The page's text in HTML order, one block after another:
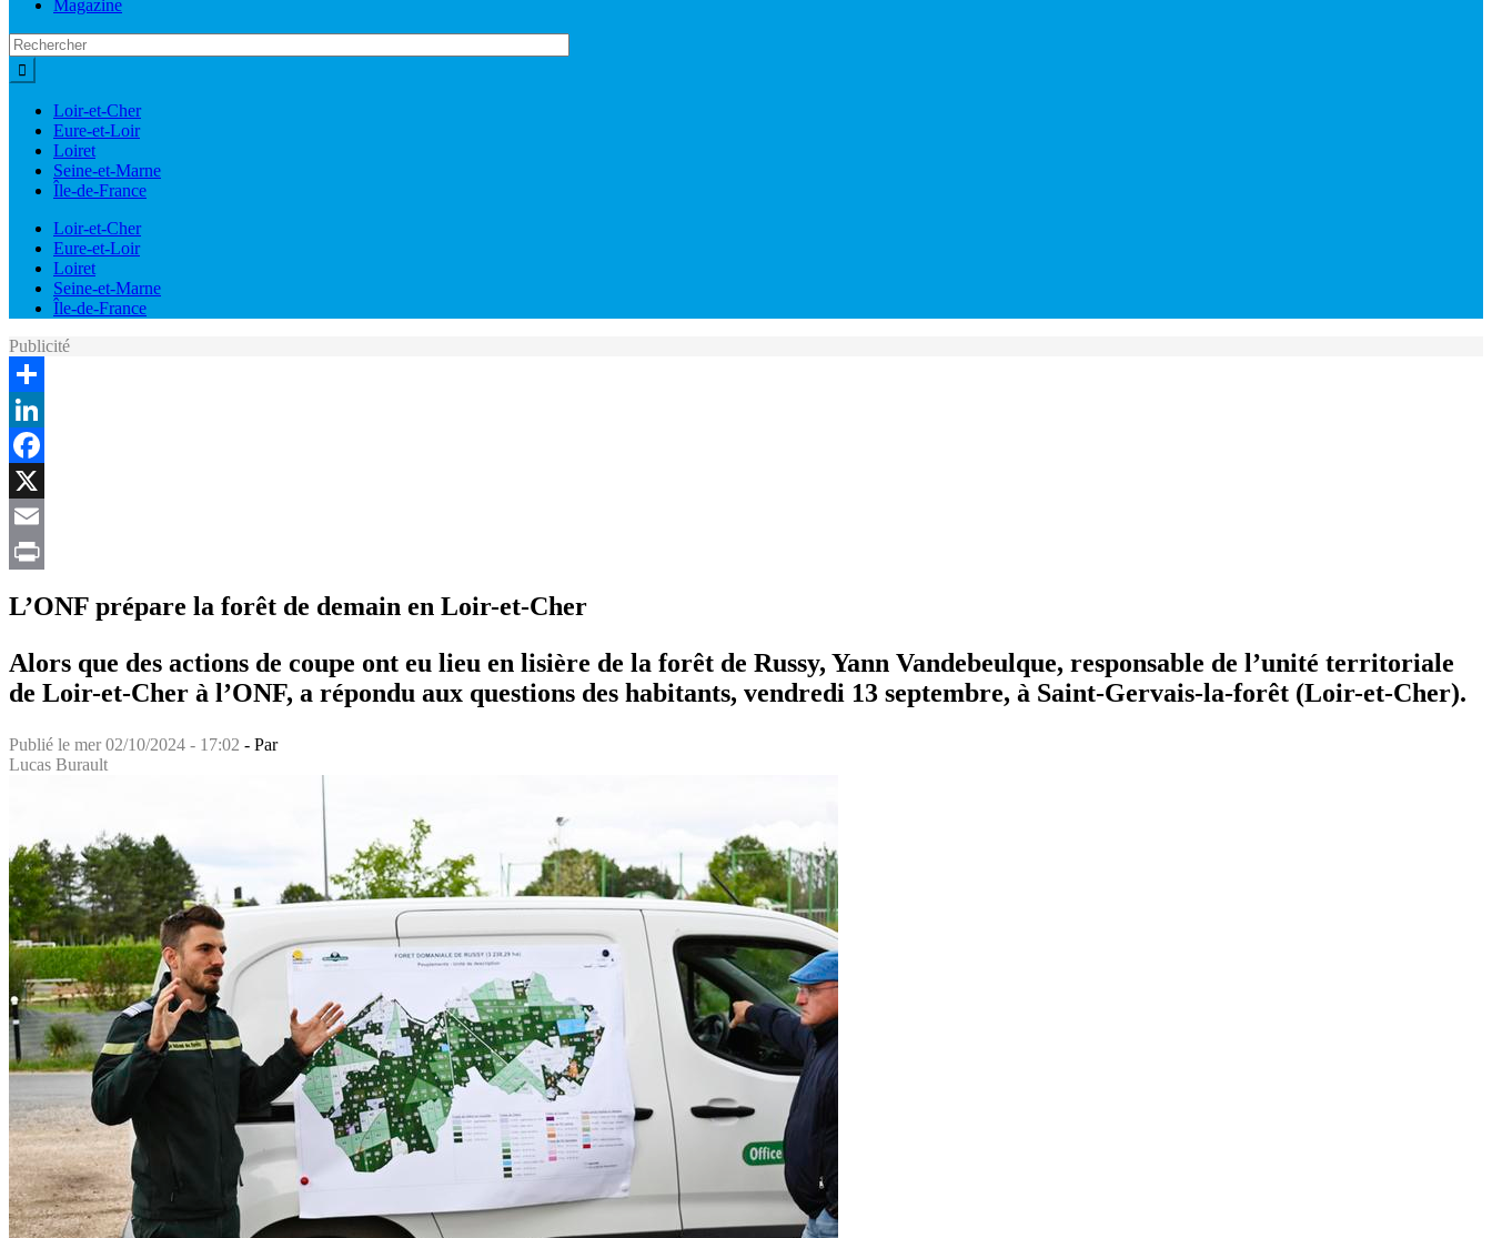
Magazine
Loir-et-Cher
Eure-et-Loir
Loiret
Seine-et-Marne
Île-de-France
Loir-et-Cher
Eure-et-Loir
Loiret
Seine-et-Marne
Île-de-France
Publicité
Share
LinkedIn
Facebook
X
Email
L’ONF prépare la forêt de demain en Loir-et-Cher
Alors que des actions de coupe ont eu lieu en lisière de la forêt de Russy, Yann Vandebeulque, responsable de l’unité territoriale
de Loir-et-Cher à l’ONF, a répondu aux questions des habitants, vendredi 13 septembre, à Saint-Gervais-la-forêt (Loir-et-Cher).
Publié le mer 02/10/2024 - 17:02 - Par
Lucas Burault